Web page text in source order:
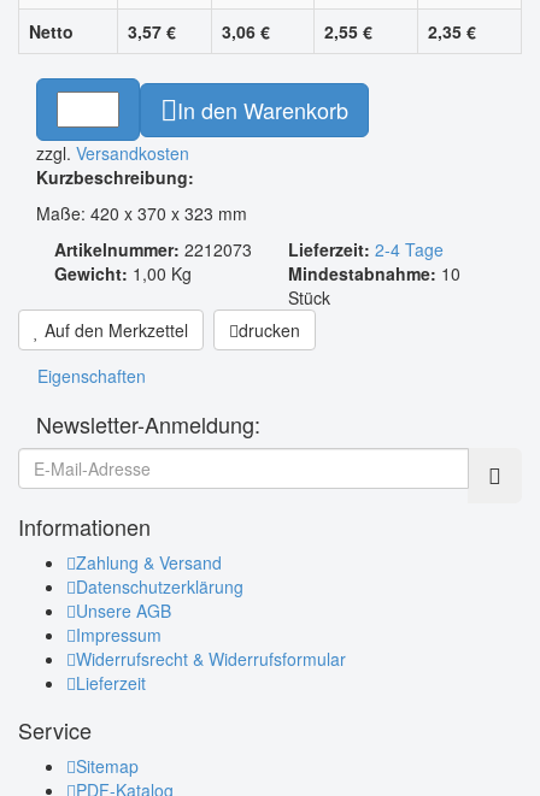
Netto
3,57 € 3,06 € 2,55 € 2,35 €
In den Warenkorb
zzgl. Versandkosten
Kurzbeschreibung:
Maße: 420 x 370 x 323 mm
Artikelnummer: 2212073 Lieferzeit: 2-4 Tage
Gewicht: 1,00 Kg Mindestabnahme: 10
Stück
Auf den Merkzettel
drucken
Eigenschaften
Newsletter-Anmeldung:
Informationen
Zahlung & Versand
Datenschutzerklärung
Unsere AGB
Impressum
Widerrufsrecht & Widerrufsformular
Lieferzeit
Service
Sitemap
PDF-Katalog